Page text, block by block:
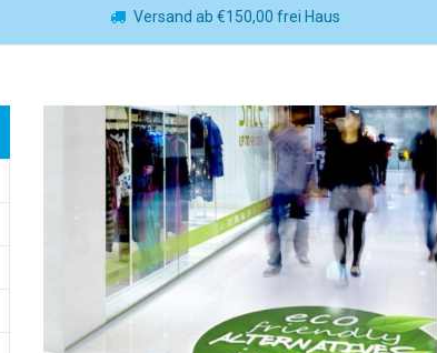
Versand ab €150,00 frei Haus